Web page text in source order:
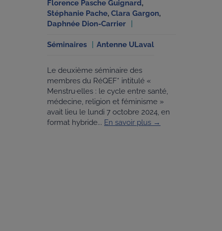
Florence Pasche Guignard,
Stéphanie Pache, Clara Gargon,
Daphnée Dion-Carrier
Séminaires Antenne ULaval
Le deuxième séminaire des
membres du RéQEF* intitulé «
Menstru·elles : le cycle entre santé,
médecine, religion et féminisme »
avait lieu le lundi 7 octobre 2024, en
format hybride... En savoir plus →